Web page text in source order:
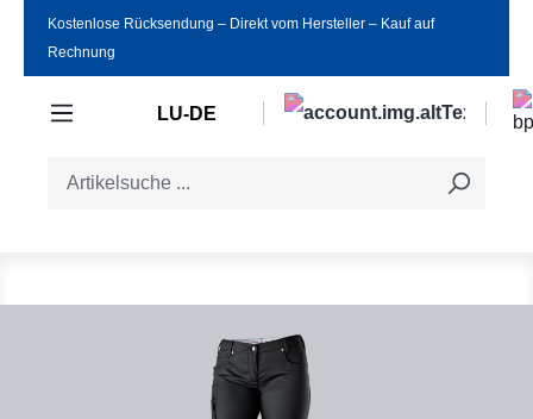
Zum Hauptinhalt springen
Kostenlose Rücksendung ‒ Direkt vom Hersteller ‒ Kauf auf
Rechnung
LU-DE